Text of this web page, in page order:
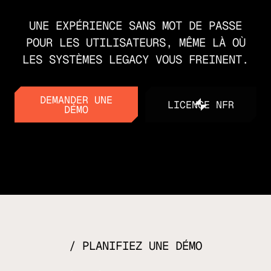
UNE EXPÉRIENCE SANS MOT DE PASSE
POUR LES UTILISATEURS, MÊME LÀ OÙ
LES SYSTÈMES LEGACY VOUS FREINENT.
DEMANDER UNE
DÉMO
DEMANDER UNE
LICENCE NFR
LICENCE NFR
PLANIFIEZ UNE DÉMO